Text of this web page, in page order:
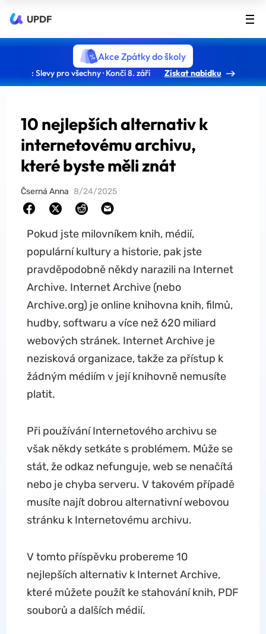
UPDF
Akce Zpátky do školy
: Slevy pro všechny · Končí 8. září Získat nabídku
10 nejlepších alternativ k
internetovému archivu,
které byste měli znát
Čserná Anna 8/24/2025
Pokud jste milovníkem knih, médií,
populární kultury a historie, pak jste
pravděpodobně někdy narazili na Internet
Archive. Internet Archive (nebo
Archive.org) je online knihovna knih, filmů,
hudby, softwaru a více než 620 miliard
webových stránek. Internet Archive je
nezisková organizace, takže za přístup k
žádným médiím v její knihovně nemusíte
platit.
Při používání Internetového archivu se
však někdy setkáte s problémem. Může se
stát, že odkaz nefunguje, web se nenačítá
nebo je chyba serveru. V takovém případě
musíte najít dobrou alternativní webovou
stránku k Internetovému archivu.
V tomto příspěvku probereme 10
nejlepších alternativ k Internet Archive,
které můžete použít ke stahování knih, PDF
souborů a dalších médií.